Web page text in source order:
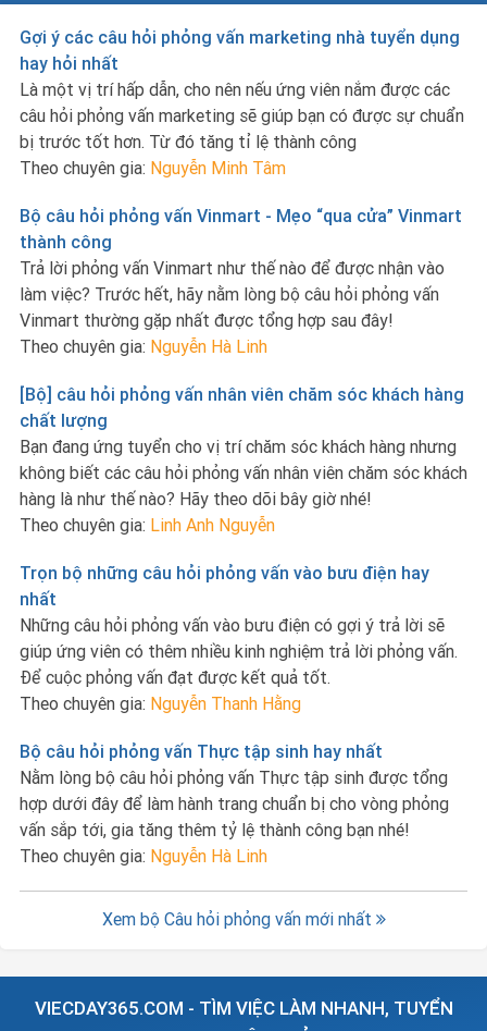
Gợi ý các câu hỏi phỏng vấn marketing nhà tuyển dụng
hay hỏi nhất
Là một vị trí hấp dẫn, cho nên nếu ứng viên nắm được các
câu hỏi phỏng vấn marketing sẽ giúp bạn có được sự chuẩn
bị trước tốt hơn. Từ đó tăng tỉ lệ thành công
Theo chuyên gia: Nguyễn Minh Tâm
Bộ câu hỏi phỏng vấn Vinmart - Mẹo “qua cửa” Vinmart
thành công
Trả lời phỏng vấn Vinmart như thế nào để được nhận vào
làm việc? Trước hết, hãy nằm lòng bộ câu hỏi phỏng vấn
Vinmart thường gặp nhất được tổng hợp sau đây!
Theo chuyên gia: Nguyễn Hà Linh
[Bộ] câu hỏi phỏng vấn nhân viên chăm sóc khách hàng
chất lượng
Bạn đang ứng tuyển cho vị trí chăm sóc khách hàng nhưng
không biết các câu hỏi phỏng vấn nhân viên chăm sóc khách
hàng là như thế nào? Hãy theo dõi bây giờ nhé!
Theo chuyên gia: Linh Anh Nguyễn
Trọn bộ những câu hỏi phỏng vấn vào bưu điện hay
nhất
Những câu hỏi phỏng vấn vào bưu điện có gợi ý trả lời sẽ
giúp ứng viên có thêm nhiều kinh nghiệm trả lời phỏng vấn.
Để cuộc phỏng vấn đạt được kết quả tốt.
Theo chuyên gia: Nguyễn Thanh Hằng
Bộ câu hỏi phỏng vấn Thực tập sinh hay nhất
Nằm lòng bộ câu hỏi phỏng vấn Thực tập sinh được tổng
hợp dưới đây để làm hành trang chuẩn bị cho vòng phỏng
vấn sắp tới, gia tăng thêm tỷ lệ thành công bạn nhé!
Theo chuyên gia: Nguyễn Hà Linh
Xem bộ Câu hỏi phỏng vấn mới nhất
VIECDAY365.COM - TÌM VIỆC LÀM NHANH, TUYỂN